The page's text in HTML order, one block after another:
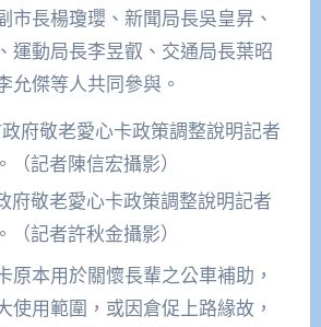
市長楊瓊瓔、新聞局長吳皇昇、
運動局長李昱叡、交通局長葉昭
允傑等人共同參與。
府敬老愛心卡政策調整說明記者
（記者許秋金攝影）
原本用於關懷長輩之公車補助，
使用範圍，或因倉促上路緣故，